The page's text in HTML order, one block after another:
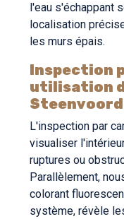
l'eau s'échappant
localisation
les murs épais.
Inspection
utilisation
L'inspection par
visualiser
ruptures ou
Parallèlement,
colorant
système, révèle